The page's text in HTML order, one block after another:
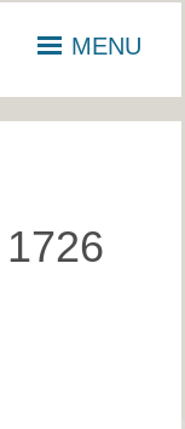
MENU